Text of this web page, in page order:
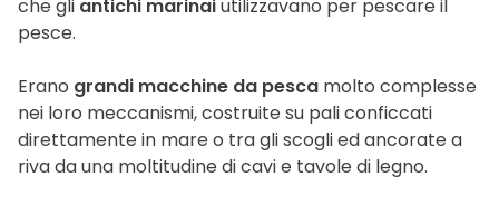
che gli antichi marinaiutilizzavano per pescare il
pesce.
Erano grandi macchine da pesca molto complesse
nei loro meccanismi, costruite su pali conficcati
direttamente in mare o tra gli scogli ed ancorate a
riva da una moltitudine di cavi e tavole di legno.